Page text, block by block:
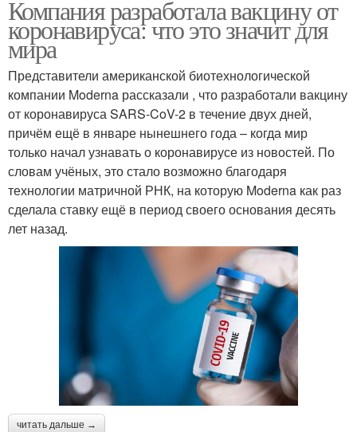
Компания разработала вакцину от
коронавируса: что это значит для
мира
Представители американской биотехнологической
компании Moderna рассказали , что разработали вакцину
от коронавируса SARS-CoV-2 в течение двух дней,
причём ещё в январе нынешнего года – когда мир
только начал узнавать о коронавирусе из новостей. По
словам учёных, это стало возможно благодаря
технологии матричной РНК, на которую Moderna как раз
сделала ставку ещё в период своего основания десять
лет назад.
читать дальше →